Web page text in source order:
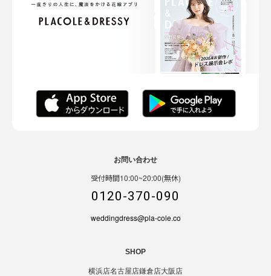
お問い合わせ
受付時間10:00~20:00(無休)
0120-370-090
weddingdress@pla-cole.co
SHOP
横浜店名古屋店鎌倉店大阪店